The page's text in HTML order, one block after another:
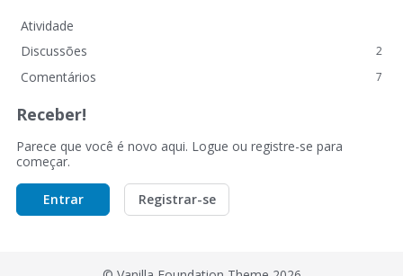
Atividade
Discussões
2
Comentários 7
Receber!
Parece que você é novo aqui. Logue ou registre-se para
começar.
Entrar Registrar-se